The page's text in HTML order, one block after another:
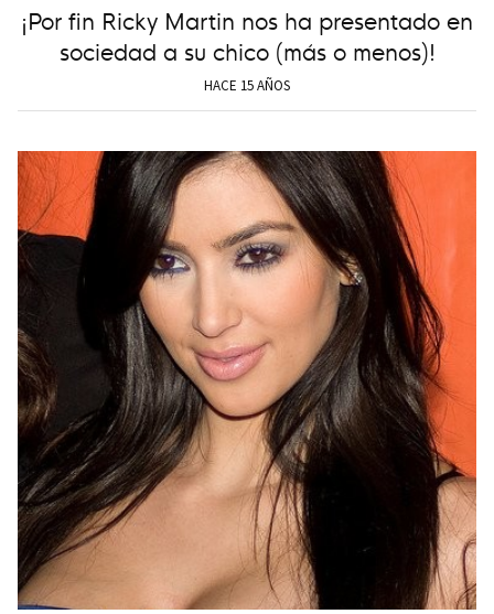
¡Por fin Ricky Martin nos ha presentado en
sociedad a su chico (más o menos)!
HACE 15 AÑOS